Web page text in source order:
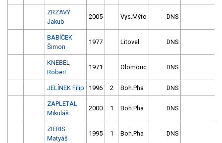
ZRZAVÝ
Jakub
2005 Vys.Mýto DNS
BABÍČEK
Šimon
1977 Litovel DNS
KNEBEL
Robert
1971 Olomouc DNS
JELÍNEK Filip 1996 2 Boh.Pha DNS
ZAPLETAL
Mikuláš
2000 1 Boh.Pha DNS
ZIERIS
Matyáš
1995 1 Boh.Pha DNS